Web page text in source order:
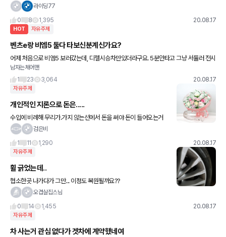
은 하라고하는데 ᆢ어떻게야할지 고민됩니다ᆢ차는비엠530i입니다ᆢ
라이딩77
0
8 1,395 20.08.17
HOT 자유주제
벤츠e랑 비엠5 둘다 타보신분계신가요?
어제 처음으로 비엠5 보러갔는데, 디젤시승차만있더라구요. 5분안타고 그냥 서둘러 전시
장으로다시왔네요. 아무래도 디젤승용차는 펀치력빼고는 왜타는지 이해불가..... 질문이있
는데요 비엠5 뒷자리
남자는체어맨
1
23 3,064 20.08.17
자유주제
개인적인 지론으로 돈은.....
수입에 비례해 무리가.가지 않는선에서 돈을 써야 돈이 들어오는거
같습니다. 돈은.돌고 돈다고 돈인듯 돈.많이.버세요
검은비
1
11 1,290 20.08.17
자유주제
휠 긁었는데..
협소한곳 나가다가 그만... 이정도 복원될까요??
오겹살집스님
0
14 1,455 20.08.17
자유주제
차 사는거 관심 없다가 겟차에 계약했네여